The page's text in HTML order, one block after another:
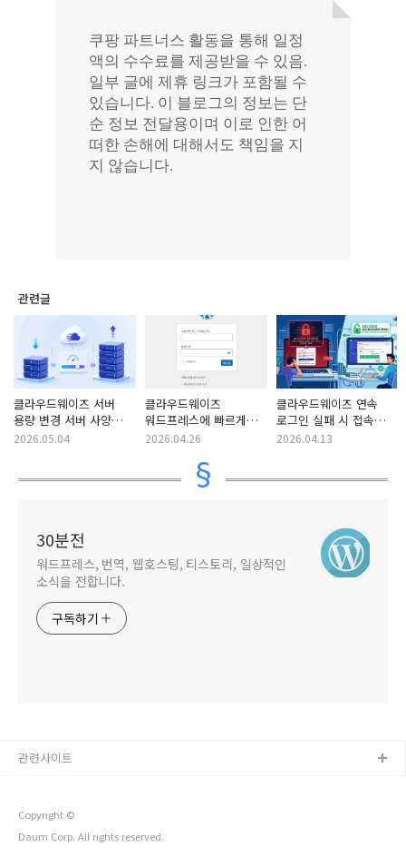
관련글
클라우드웨이즈 서버
용량 변경 서버 사양
(요금제) 높이기 또는
2026.05.04
클라우드웨이즈
워드프레스에 빠르게
로그인하는 방법
2026.04.26
클라우드웨이즈 연속
로그인 실패 시 접속
제한 푸는 법 (IP 차단
2026.04.13
30분전
워드프레스, 번역, 웹호스팅, 티스토리, 일상적인
소식을 전합니다.
구독하기
Copyright ©
Daum Corp. All rights reserved.
관련사이트